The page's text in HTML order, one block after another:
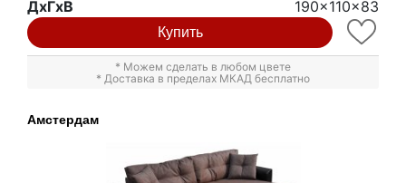
ДxГxВ 190x110x83
Купить
* Можем сделать в любом цвете
* Доставка в пределах МКАД бесплатно
Амстердам